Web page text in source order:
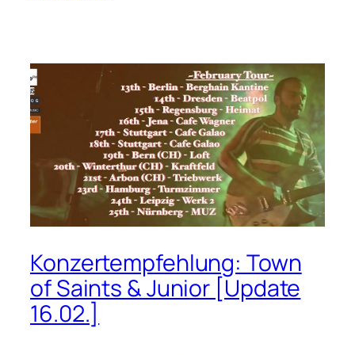
Konzertempfehlung: Town
of Saints & Junior [Update
16.02.]